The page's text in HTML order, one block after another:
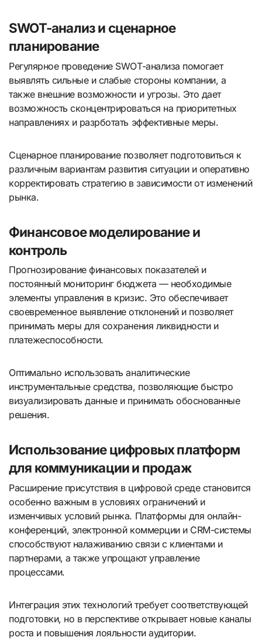
SWOT-анализ и сценарное
планирование
Регулярное проведение SWOT-анализа помогает
выявлять сильные и слабые стороны компании, а
также внешние возможности и угрозы. Это дает
возможность сконцентрироваться на приоритетных
направлениях и разрботать эффективные меры.
Сценарное планирование позволяет подготовиться к
различным вариантам развития ситуации и оперативно
корректировать стратегию в зависимости от изменений
рынка.
Финансовое моделирование и
контроль
Прогнозирование финансовых показателей и
постоянный мониторинг бюджета — необходимые
элементы управления в кризис. Это обеспечивает
своевременное выявление отклонений и позволяет
принимать меры для сохранения ликвидности и
платежеспособности.
Оптимально использовать аналитические
инструментальные средства, позволяющие быстро
визуализировать данные и принимать обоснованные
решения.
Использование цифровых платформ
для коммуникации и продаж
Расширение присутствия в цифровой среде становится
особенно важным в условиях ограничений и
изменчивых условий рынка. Платформы для онлайн-
конференций, электронной коммерции и CRM-системы
способствуют налаживанию связи с клиентами и
партнерами, а также упрощают управление
процессами.
Интеграция этих технологий требует соответствующей
подготовки, но в перспективе открывает новые каналы
роста и повышения лояльности аудитории.